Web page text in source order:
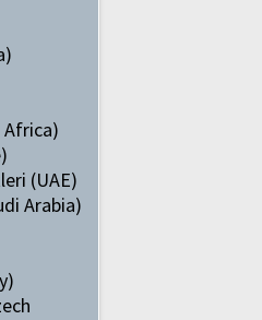
Africa)
(UAE)
Arabia)